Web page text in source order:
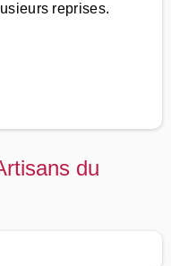
reprises.
du